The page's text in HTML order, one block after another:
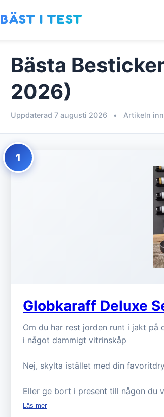
BÄST I TEST
Bästa
2026)
Uppdaterad 7 augusti 2026 • Artikeln
1
Globkaraff Deluxe
Om du har rest jorden runt i jakt
i något dammigt vitrinskåp
Nej, skylta istället med din
Eller ge bort i present till någon du
Läs mer